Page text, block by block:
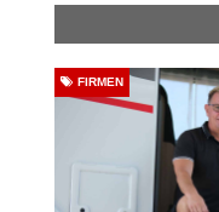
FIRMEN